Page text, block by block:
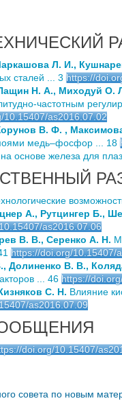
Л. И.,
сталей ... 3 https://
Н. А., Миходуй О.
частотным
10.15407/as2016.07.02
В. Ф. ,
медь–фосфор ... 18
основе железа для
А., Рутцингер Б.,
as2016.07.06
В. В., Серенко А. Н.
https://doi.org/10.15407/
Долиненко В. В.,
... 46 https://
С. Н. Влияние
as2016.07.09
doi.org/10.15407/
совета по новым